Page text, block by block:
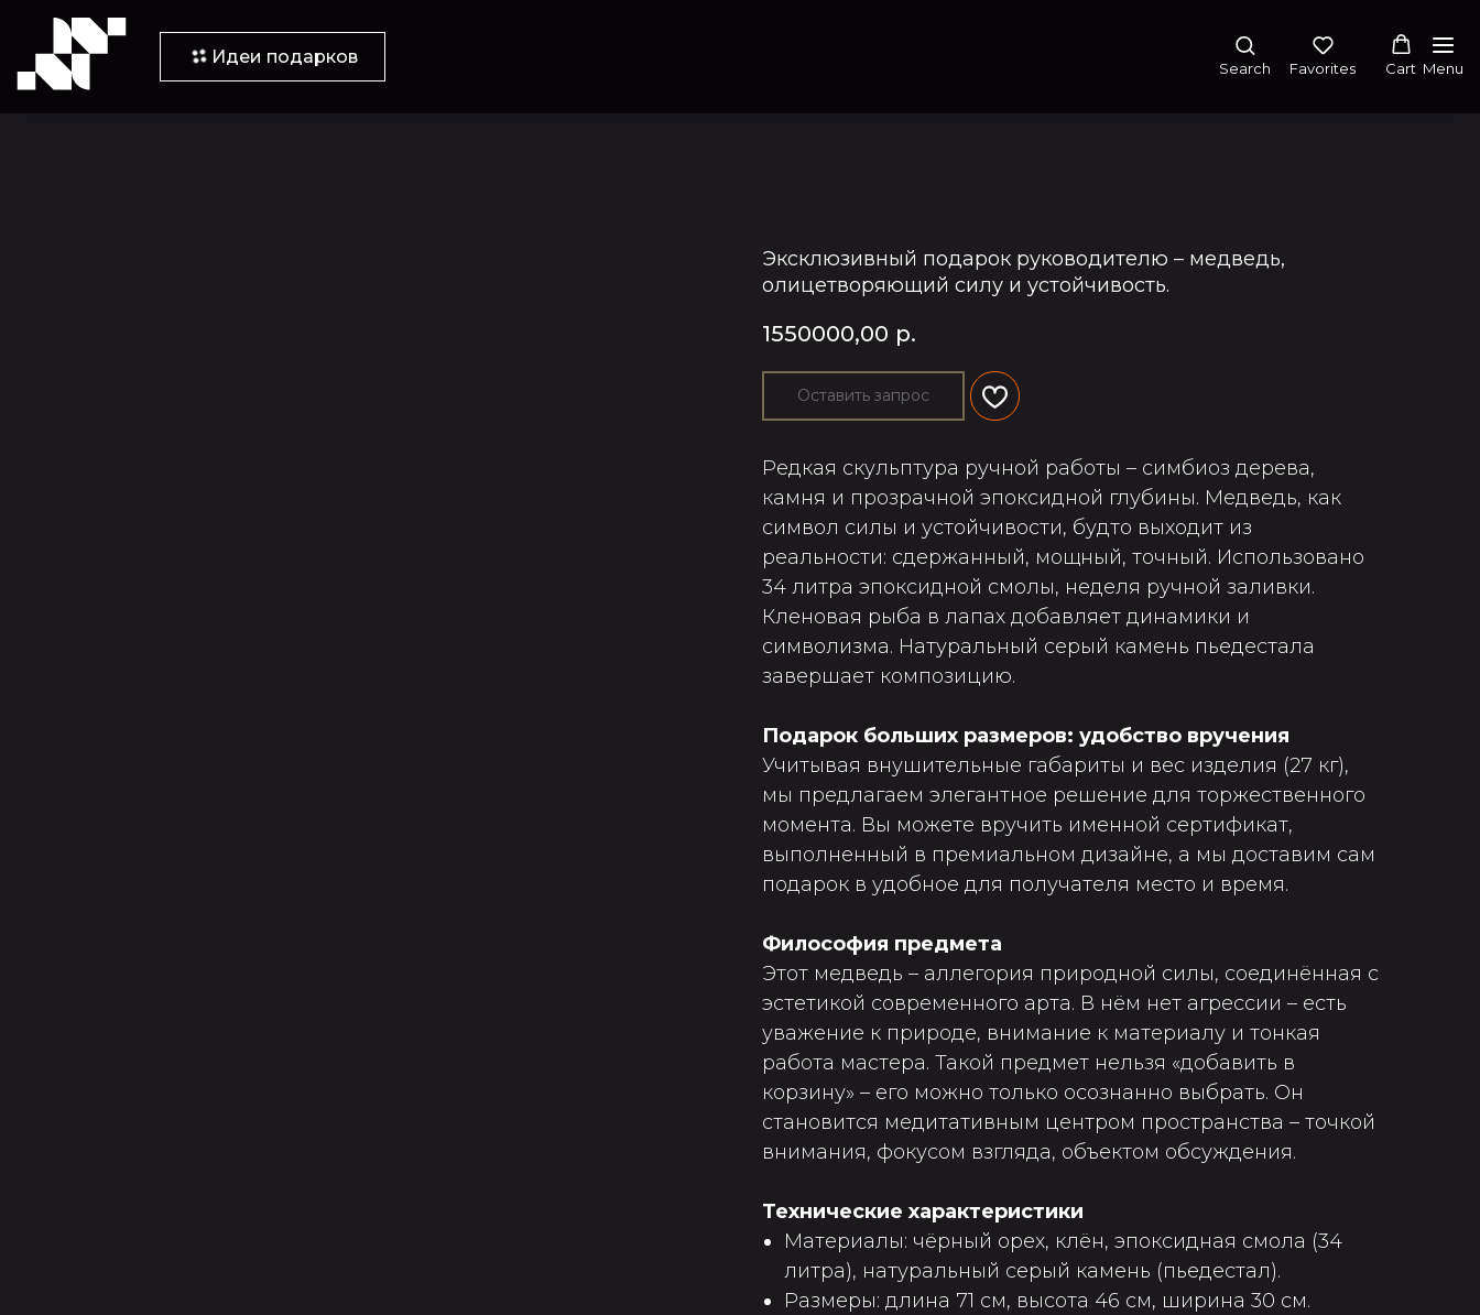
Идеи подарков
Search Favorites Cart Menu
Эксклюзивный подарок руководителю – медведь,
олицетворяющий силу и устойчивость.
1550000,00 р.
Оставить запрос
Редкая скульптура ручной работы – симбиоз дерева,
камня и прозрачной эпоксидной глубины. Медведь, как
символ силы и устойчивости, будто выходит из
реальности: сдержанный, мощный, точный. Использовано
34 литра эпоксидной смолы, неделя ручной заливки.
Кленовая рыба в лапах добавляет динамики и
символизма. Натуральный серый камень пьедестала
завершает композицию.
Подарок больших размеров: удобство вручения
Учитывая внушительные габариты и вес изделия (27 кг),
мы предлагаем элегантное решение для торжественного
момента. Вы можете вручить именной сертификат,
выполненный в премиальном дизайне, а мы доставим сам
подарок в удобное для получателя место и время.
Философия предмета
Этот медведь – аллегория природной силы, соединённая с
эстетикой современного арта. В нём нет агрессии – есть
уважение к природе, внимание к материалу и тонкая
работа мастера. Такой предмет нельзя «добавить в
корзину» – его можно только осознанно выбрать. Он
становится медитативным центром пространства – точкой
внимания, фокусом взгляда, объектом обсуждения.
Технические характеристики
Материалы: чёрный орех, клён, эпоксидная смола (34
литра), натуральный серый камень (пьедестал).
Размеры: длина 71 см, высота 46 см, ширина 30 см.